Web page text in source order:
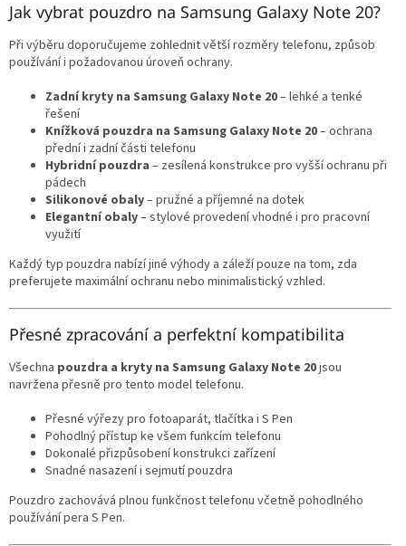
Jak vybrat pouzdro na Samsung Galaxy Note 20?
Při výběru doporučujeme zohlednit větší rozměry telefonu, způsob
používání i požadovanou úroveň ochrany.
Zadní kryty na Samsung Galaxy Note 20– lehké a tenké
řešení
Knížková pouzdra na Samsung Galaxy Note 20– ochrana
přední i zadní části telefonu
Hybridní pouzdra – zesílená konstrukce pro vyšší ochranu při
pádech
Silikonové obaly– pružné a příjemné na dotek
Elegantní obaly– stylové provedení vhodné i pro pracovní
využití
Každý typ pouzdra nabízí jiné výhody a záleží pouze na tom, zda
preferujete maximální ochranu nebo minimalistický vzhled.
Přesné zpracování a perfektní kompatibilita
Všechna pouzdra a kryty na Samsung Galaxy Note 20jsou
navržena přesně pro tento model telefonu.
Přesné výřezy pro fotoaparát, tlačítka i S Pen
Pohodlný přístup ke všem funkcím telefonu
Dokonalé přizpůsobení konstrukci zařízení
Snadné nasazení i sejmutí pouzdra
Pouzdro zachovává plnou funkčnost telefonu včetně pohodlného
používání pera S Pen.